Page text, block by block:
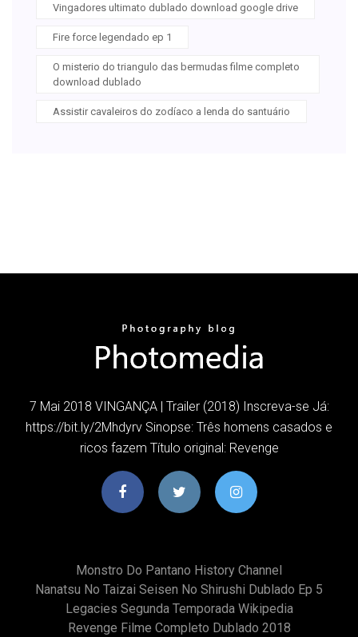
Vingadores ultimato dublado download google drive
Fire force legendado ep 1
O misterio do triangulo das bermudas filme completo
download dublado
Assistir cavaleiros do zodíaco a lenda do santuário
7 Mai 2018 VINGANÇA | Trailer (2018) Inscreva-se Já:
https://bit.ly/2Mhdyrv Sinopse: Três homens casados e
ricos fazem Título original: Revenge
Monstro Do Pantano History Channel
Nanatsu No Taizai Seisen No Shirushi Dublado Ep 5
Legacies Segunda Temporada Wikipedia
Revenge Filme Completo Dublado 2018